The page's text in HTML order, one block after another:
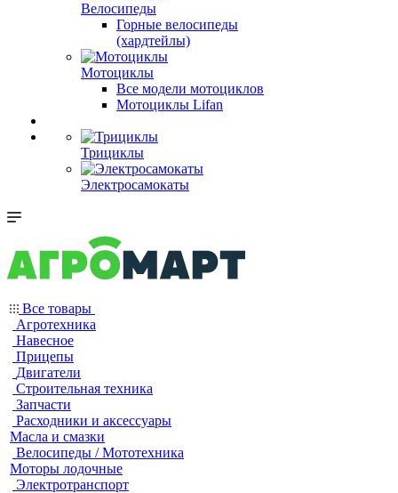
Велосипеды
Горные велосипеды
(хардтейлы)
Мотоциклы
Все модели мотоциклов
Мотоциклы Lifan
Трициклы
Электросамокаты
Все товары
Агротехника
Навесное
Прицепы
Двигатели
Строительная техника
Запчасти
Расходники и аксессуары
Масла и смазки
Велосипеды / Мототехника
Моторы лодочные
Электротранспорт